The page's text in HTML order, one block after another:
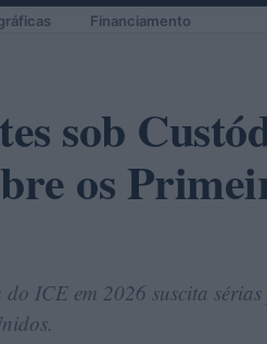
Financiamento
sob
os
ICE em 2026 suscita sérias